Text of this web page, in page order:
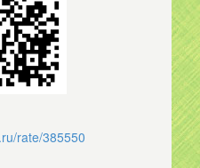
rate/385550